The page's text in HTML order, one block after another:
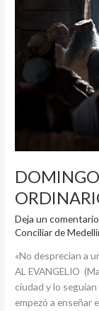
Deja un comentario
Conciliar de
«No desprecian a
AL EVANGELIO
ciudad y lo
empezó a enseñar
ORDINARIO